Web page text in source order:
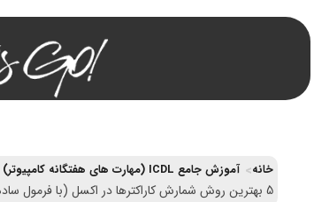
خانه آموزش جامع ICDL (مهارت های هفتگانه کامپیوتر) از مقدماتی تا پیشرفته
5 بهترین روش شمارش کاراکترها در اکسل (با فرمول ساده)